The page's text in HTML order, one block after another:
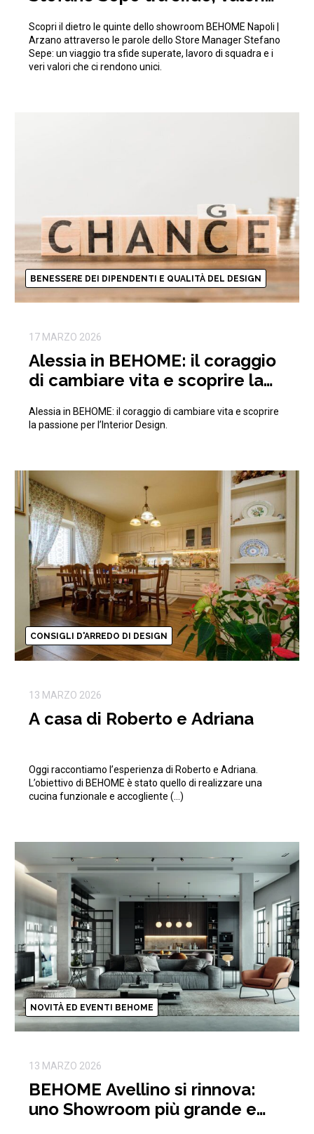
Scopri il dietro le quinte dello showroom BEHOME Napoli |
Arzano attraverso le parole dello Store Manager Stefano
Sepe: un viaggio tra sfide superate, lavoro di squadra e i
veri valori che ci rendono unici.
BENESSERE DEI DIPENDENTI E QUALITÀ DEL DESIGN
17 MARZO 2026
Alessia in BEHOME: il coraggio
di cambiare vita e scoprire la
Alessia in BEHOME: il coraggio di cambiare vita e scoprire
la passione per l’Interior Design.
CONSIGLI D'ARREDO DI DESIGN
13 MARZO 2026
A casa di Roberto e Adriana
Oggi raccontiamo l’esperienza di Roberto e Adriana.
L’obiettivo di BEHOME è stato quello di realizzare una
cucina funzionale e accogliente (…)
NOVITÀ ED EVENTI BEHOME
13 MARZO 2026
BEHOME Avellino si rinnova:
uno Showroom più grande e